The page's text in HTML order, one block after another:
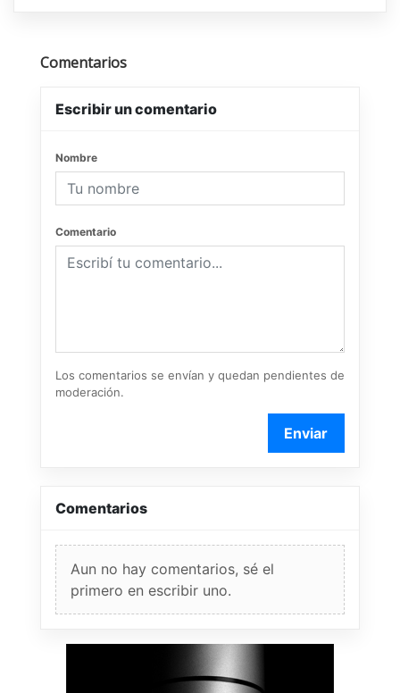
Comentarios
Escribir un comentario
Nombre
Comentario
Los comentarios se envían y quedan pendientes de
moderación.
Enviar
Comentarios
Aun no hay comentarios, sé el
primero en escribir uno.